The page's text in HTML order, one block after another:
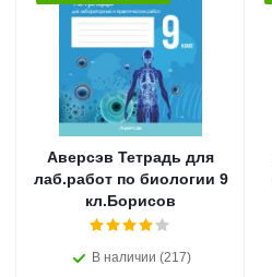
Аверсэв Тетрадь для
лаб.работ по биологии 9
кл.Борисов
В наличии (217)